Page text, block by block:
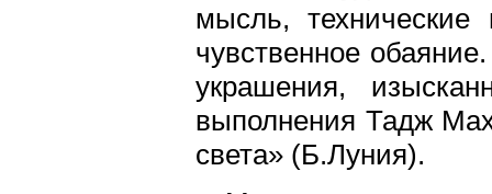
мысль,
чувственное
украшения,
выполнения Тадж
света» (Б.Луния).